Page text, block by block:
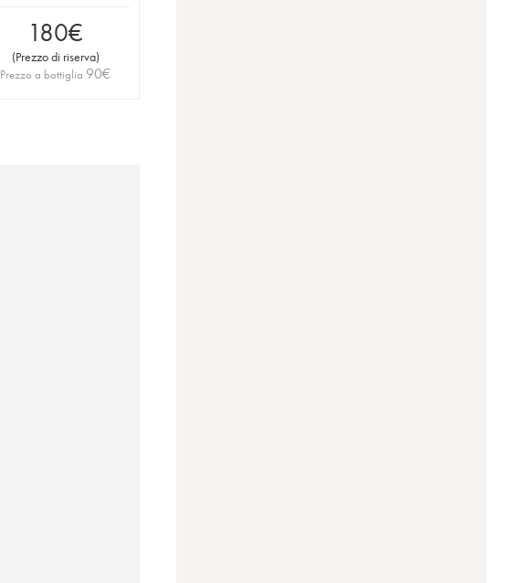
180€
(Prezzo di riserva)
Prezzo a bottiglia 90€